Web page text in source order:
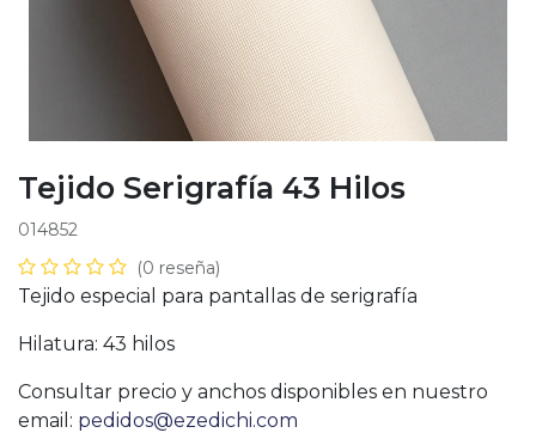
Tejido Serigrafía 43 Hilos
014852
(0 reseña)
Tejido especial para pantallas de serigrafía
Hilatura: 43 hilos
Consultar precio y anchos disponibles en nuestro
email: pedidos@ezedichi.com